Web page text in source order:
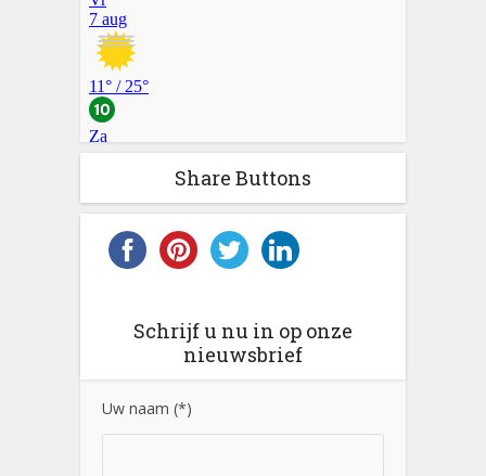
Share Buttons
Schrijf u nu in op onze
nieuwsbrief
Uw naam (*)